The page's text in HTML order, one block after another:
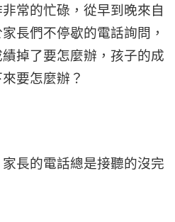
常的忙碌，從早到晚來自
長們不停歇的電話詢問，
掉了要怎麼辦，孩子的成
要怎麼辦？
長的電話總是接聽的沒完